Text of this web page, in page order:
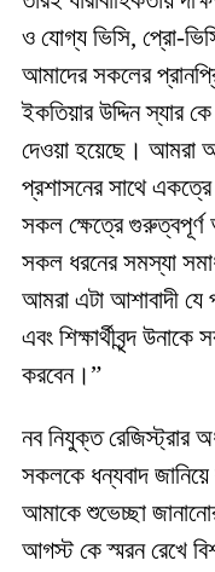
ও যোগ্য ভিসি, প্রো-
আমাদের সকলের
ইকতিয়ার উদ্দিন স্যার
দেওয়া হয়েছে। আমরা
প্রশাসনের সাথে
সকল ক্ষেত্রে গুরুত্বপূর্ণ
সকল ধরনের সমস্যা
আমরা এটা আশাবাদী যে
এবং শিক্ষার্থীবৃন্দ
করবেন।”
নব নিযুক্ত রেজিস্ট্রার
সকলকে ধন্যবাদ
আমাকে শুভেচ্ছা
আগস্ট কে স্মরন রেখে